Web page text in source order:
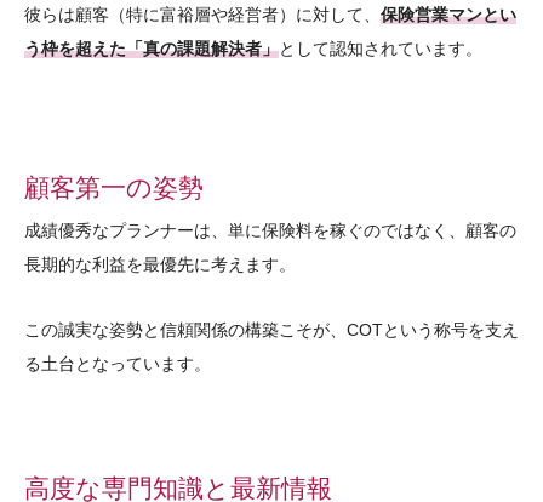
彼らは顧客（特に富裕層や経営者）に対して、 保険営業マンとい
う枠を超えた「真の課題解決者」として認知されています。
顧客第一の姿勢
成績優秀なプランナーは、単に保険料を稼ぐのではなく、顧客の
長期的な利益を最優先に考えます。
この誠実な姿勢と信頼関係の構築こそが、COTという称号を支え
る土台となっています。
高度な専門知識と最新情報